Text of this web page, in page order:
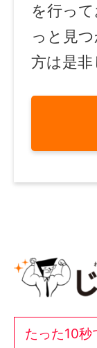
を行っ
っと見
方は是
たった10秒